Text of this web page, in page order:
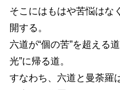
そこにはもはや苦悩はな
開する。
六道が“個の苦”を超える
光”に帰る道。
すなわち、六道と曼荼羅